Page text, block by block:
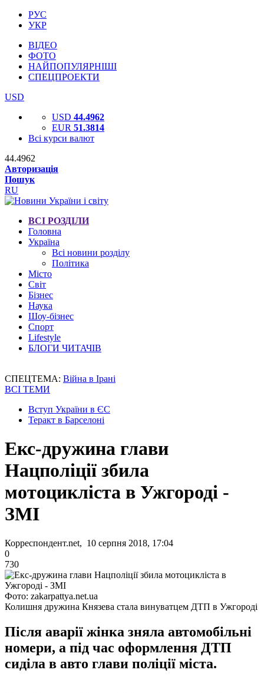
РУС
УКР
ВІДЕО
ФОТО
НАЙПОПУЛЯРНІШІ
СПЕЦПРОЕКТИ
USD
USD 44.4962
EUR 51.3814
Всі курси валют
44.4962
Авторизація
Пошук
RU
ВСІ РОЗДІЛИ
Головна
Україна
Всі новини розділу
Політика
Місто
Світ
Бізнес
Наука
Шоу-бізнес
Спорт
Lifestyle
БЛОГИ ЧИТАЧІВ
СПЕЦТЕМА: Війна в Ірані
ВСІ ТЕМИ
Вступ України в ЄС
Теракт в Барселоні
Екс-дружина глави
Нацполіції збила
мотоцикліста в Ужгороді -
ЗМІ
Корреспондент.net, 10 серпня 2018, 17:04
0
730
Фото: zakarpattya.net.ua
Колишня дружина Князева стала винуватцем ДТП в Ужгороді
Після аварії жінка зняла автомобільні
номери, а під час оформлення ДТП
сиділа в авто глави поліції міста.